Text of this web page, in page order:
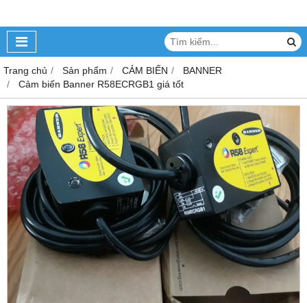
Trang chủ Sản phẩm CẢM BIẾN
BANNER
Cảm biến Banner R58ECRGB1 giá tốt